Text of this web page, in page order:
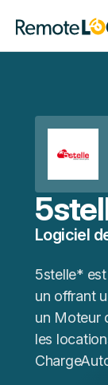
Page
d'accueil
Logiciel
5stelle*
un offrant
un Moteur
les